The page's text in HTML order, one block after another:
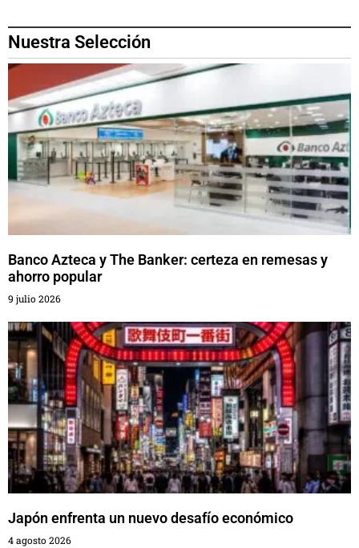
Nuestra Selección
Banco Azteca y The Banker: certeza en remesas y
ahorro popular
9 julio 2026
Japón enfrenta un nuevo desafío económico
4 agosto 2026